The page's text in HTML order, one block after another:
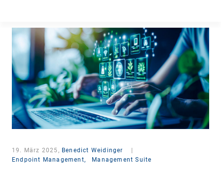
19. März 2025, Benedict Weidinger
Endpoint Management,
Management Suite